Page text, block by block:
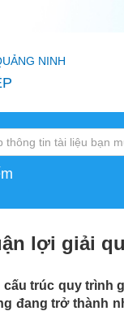
NINH
lợi giải
trúc quy trình
đang trở thành